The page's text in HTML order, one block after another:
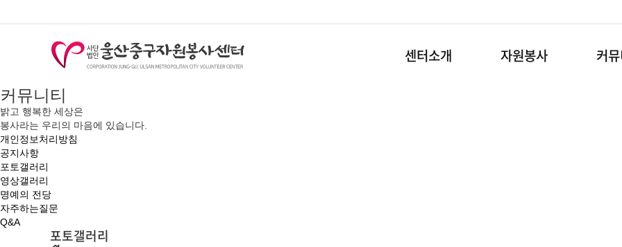
센터소개 자원봉사 커
커뮤니티
밝고 행복한 세상은
봉사라는 우리의 마음에 있습니다.
개인정보처리방침
공지사항
포토갤러리
영상갤러리
명예의 전당
자주하는질문
Q&A
포토갤러리